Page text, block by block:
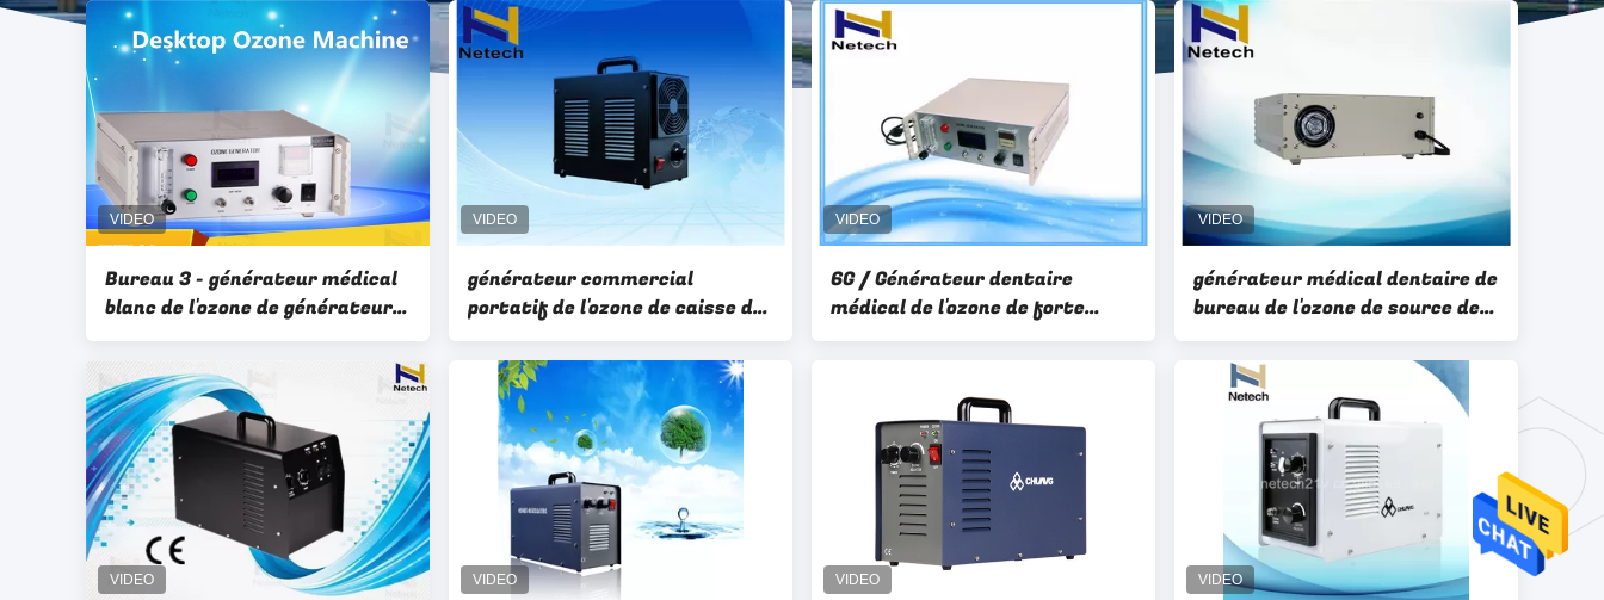
Bureau 3 - générateur médical
blanc de l'ozone de générateur
commercial de l'ozone 7g
générateur commercial
portatif de l'ozone de caisse de
l'acier au carbone 3g/Hr pour
l'air
6G / Générateur dentaire
médical de l'ozone de forte
concentration en source de
générateur médical dentaire de
bureau de l'ozone de source de
l'oxygène 3g/Hr avec le
rendement élevé